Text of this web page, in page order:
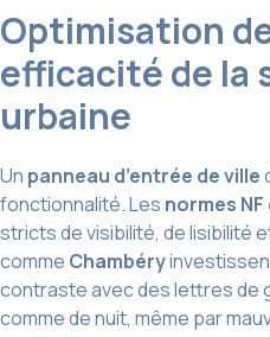
Optimisation
efficacité de la
urbaine
Un panneau d’entrée de ville
fonctionnalité. Les normes NF
stricts de visibilité, de lisibilité
comme Chambéry
contraste avec des lettres de
comme de nuit, même par